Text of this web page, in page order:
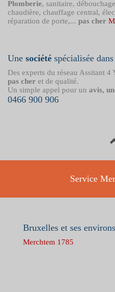
Plomberie, sanitaire,
chaudière, chauffage central,
réparation de porte,... pas cher
Une société spécialisée
Des experts du réseau Assitant 4
pas cher et de qualité.
Un simple appel pour un avis,
0466 900 906
Service
Bruxelles et ses environs
Merchtem 1785